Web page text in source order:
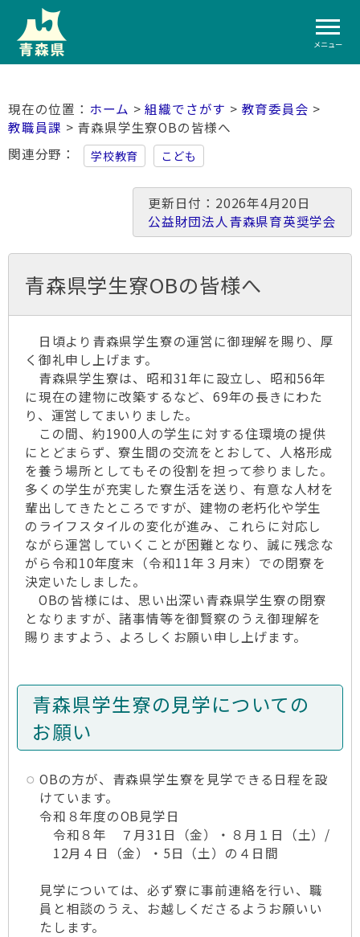
メニュー
ホーム >組織でさがす > 教育委員会 >
教職員課 > 青森県学生寮OBの皆様へ
関連分野
学校教育 こども
更新日付：2026年4月20日
公益財団法人青森県育英奨学会
青森県学生寮OBの皆様へ
日頃より青森県学生寮の運営に御理解を賜り、厚
く御礼申し上げます。
青森県学生寮は、昭和31年に設立し、昭和56年
に現在の建物に改築するなど、69年の長きにわた
り、運営してまいりました。
この間、約1900人の学生に対する住環境の提供
にとどまらず、寮生間の交流をとおして、人格形成
を養う場所としてもその役割を担って参りました。
多くの学生が充実した寮生活を送り、有意な人材を
輩出してきたところですが、建物の老朽化や学生
のライフスタイルの変化が進み、これらに対応し
ながら運営していくことが困難となり、誠に残念な
がら令和10年度末（令和11年３月末）での閉寮を
決定いたしました。
OBの皆様には、思い出深い青森県学生寮の閉寮
となりますが、諸事情等を御賢察のうえ御理解を
賜りますよう、よろしくお願い申し上げます。
青森県学生寮の見学についての
お願い
OBの方が、青森県学生寮を見学できる日程を設
けています。
令和８年度のOB見学日
令和８年 ７月31日（金）・８月１日（土）/
12月４日（金）・5日（土）の４日間
見学については、必ず寮に事前連絡を行い、職
員と相談のうえ、お越しくださるようお願いい
たします。